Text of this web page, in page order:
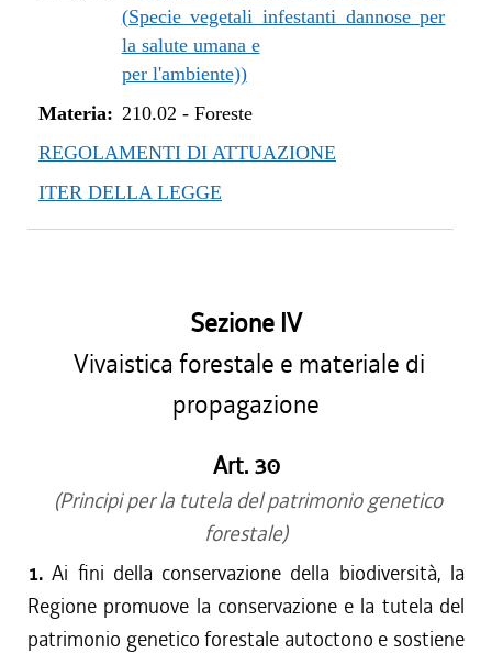
(Specie vegetali infestanti dannose per
la salute umana e
per l'ambiente))
Materia: 210.02 - Foreste
REGOLAMENTI DI ATTUAZIONE
ITER DELLA LEGGE
Sezione IV
Vivaistica forestale e materiale di
propagazione
Art. 30
(Principi per la tutela del patrimonio genetico
forestale)
1.Ai fini della conservazione della biodiversità, la
Regione promuove la conservazione e la tutela del
patrimonio genetico forestale autoctono e sostiene